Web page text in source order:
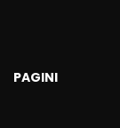
PAGINI